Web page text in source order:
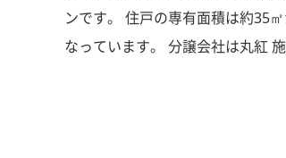
ンです。 住戸の専有面積は約35
なっています。 分譲会社は丸紅